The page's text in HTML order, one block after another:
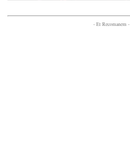
- Et Recomanem -